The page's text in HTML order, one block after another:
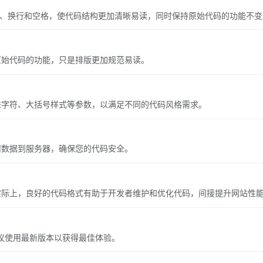
换行和空格，使代码结构更加清晰易读，同时保持原始代码的功能不
代码的功能，只是排版更加规范易读。
符、大括号样式等参数，以满足不同的代码风格需求。
据到服务器，确保您的代码安全。
上，良好的代码格式有助于开发者维护和优化代码，间接提升网站性
用最新版本以获得最佳体验。